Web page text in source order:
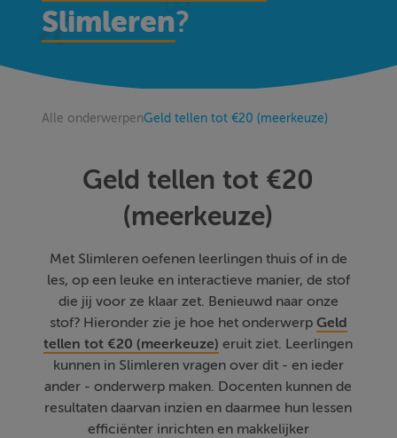
Slimleren?
Alle onderwerpenGeld tellen tot €20 (meerkeuze)
Geld tellen tot €20
(meerkeuze)
Met Slimleren oefenen leerlingen thuis of in de
les, op een leuke en interactieve manier, de stof
die jij voor ze klaar zet. Benieuwd naar onze
stof? Hieronder zie je hoe het onderwerp Geld
tellen tot €20 (meerkeuze) eruit ziet. Leerlingen
kunnen in Slimleren vragen over dit - en ieder
ander - onderwerp maken. Docenten kunnen de
resultaten daarvan inzien en daarmee hun lessen
efficiënter inrichten en makkelijker